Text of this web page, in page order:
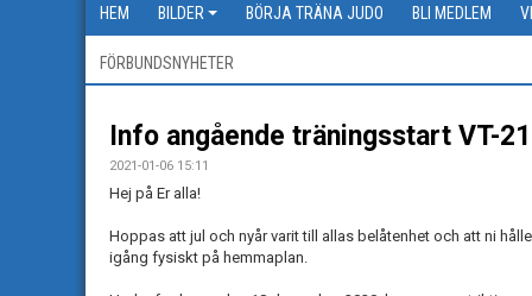
HEM BILDER BÖRJA TRÄNA JUDO BLI MEDLEM
FÖRBUNDSNYHETER
Info angående träningsstart VT-21
2021-01-06 15:11
Hej på Er alla!
Hoppas att jul och nyår varit till allas belåtenhet och att ni
igång fysiskt på hemmaplan.